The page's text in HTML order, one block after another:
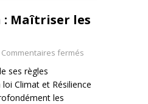
: Maîtriser les
Commentaires fermés
ses règles
Climat et Résilience
les